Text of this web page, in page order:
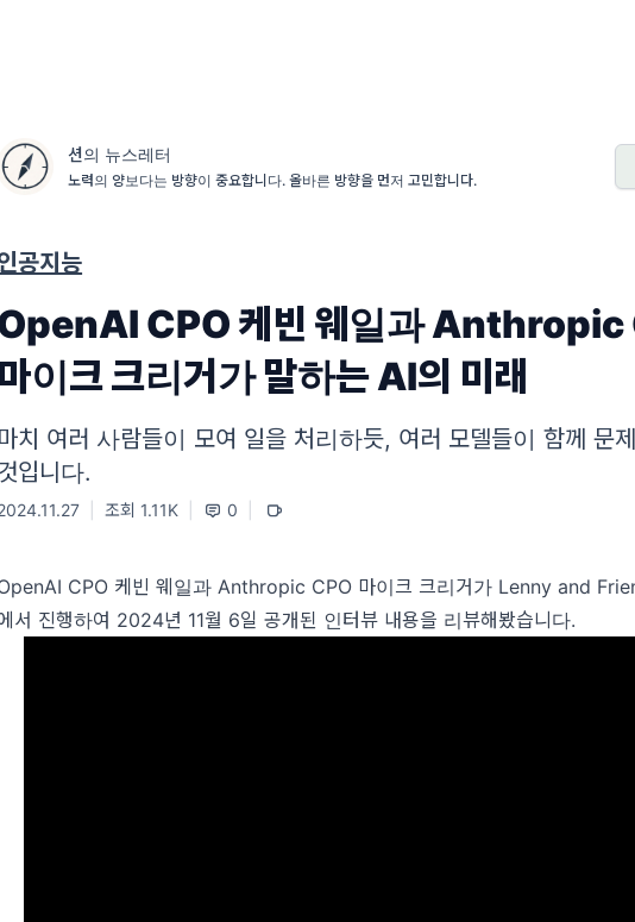
션의 뉴스레터
노력의 양보다는 방향이 중요합니다. 올바른 방향을 먼저 고민합니다.
공지능
CPO 케빈 웨일과 Anthropic
마이크 크리거가 말하는 AI의 미래
마치 여러 사람들이 모여 일을 처리하듯, 여러 모델들이 함께 문
입니다.
조회 1.11K 0
CPO 케빈 웨일과 Anthropic CPO 마이크 크리거가 Lenny and
서 진행하여 2024년 11월 6일 공개된 인터뷰 내용을 리뷰해봤습니다.